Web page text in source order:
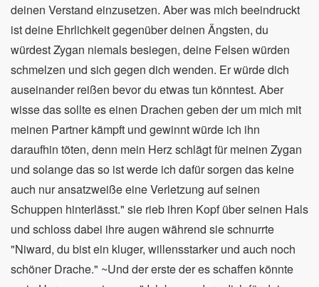
deinen Verstand einzusetzen. Aber was mich beeindruckt
ist deine Ehrlichkeit gegenüber deinen Ängsten, du
würdest Zygan niemals besiegen, deine Felsen würden
schmelzen und sich gegen dich wenden. Er würde dich
auseinander reißen bevor du etwas tun könntest. Aber
wisse das sollte es einen Drachen geben der um mich mit
meinen Partner kämpft und gewinnt würde ich ihn
daraufhin töten, denn mein Herz schlägt für meinen Zygan
und solange das so ist werde ich dafür sorgen das keine
auch nur ansatzweiße eine Verletzung auf seinen
Schuppen hinterlässt." sie rieb ihren Kopf über seinen Hals
und schloss dabei ihre augen während sie schnurrte
"Niward, du bist ein kluger, willensstarker und auch noch
schöner Drache." ~Und der erste der es schaffen könnte